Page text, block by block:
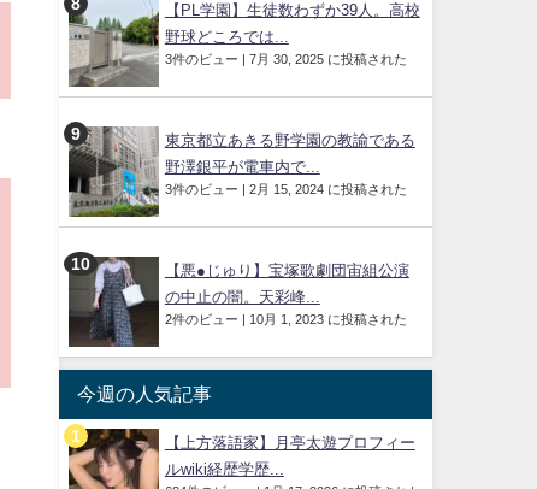
【PL学園】生徒数わずか39人。高校
野球どころでは...
3件のビュー | 7月 30, 2025 に投稿された
東京都立あきる野学園の教諭である
野澤銀平が電車内で...
3件のビュー | 2月 15, 2024 に投稿された
【悪●じゅり】宝塚歌劇団宙組公演
の中止の闇。天彩峰...
2件のビュー | 10月 1, 2023 に投稿された
今週の人気記事
【上方落語家】月亭太遊プロフィー
ルwiki経歴学歴...